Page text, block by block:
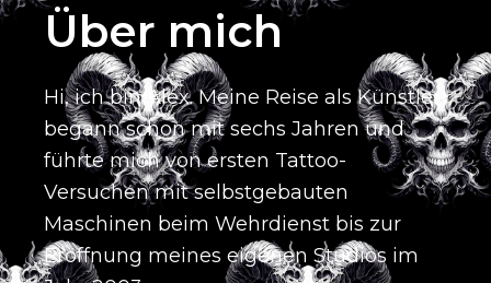
Über mich
Hi, ich bin Alex.Meine Reise als Künstler
begann schon mit sechs Jahren und
führte mich von ersten Tattoo-
Versuchen mit selbstgebauten
Maschinen beim Wehrdienst bis zur
Eröffnung meines eigenen Studios im